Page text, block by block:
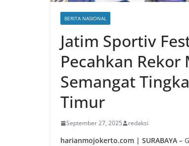
BERITA NASIONAL
Jatim Sportiv
Pecahkan
Semangat
Timur
September 27, 2025 redaksi
harianmojokerto.com | SURABAYA –